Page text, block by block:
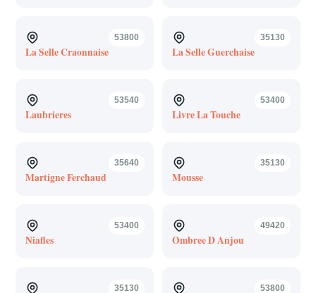
53800
La Selle Craonnaise
35130
La Selle Guerchaise
53540
Laubrieres
53400
Livre La Touche
35640
Martigne Ferchaud
35130
Mousse
53400
Niafles
49420
Ombree D Anjou
35130 53800